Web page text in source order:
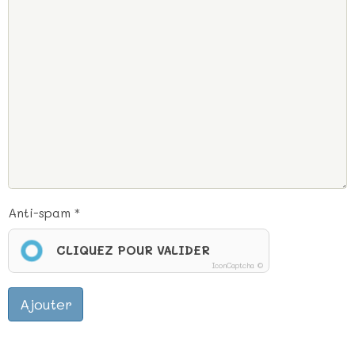
Anti-spam
CLIQUEZ POUR VALIDER
IconCaptcha ©
Ajouter